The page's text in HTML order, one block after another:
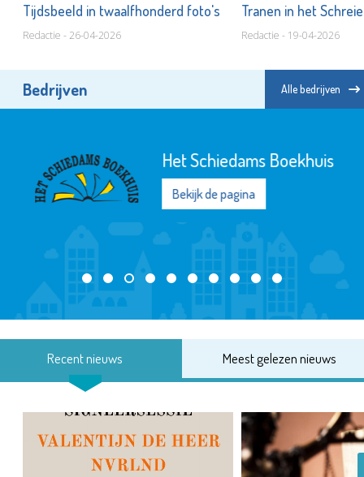
Tijdsbeeld in twaalfhonderd foto's
Redactie - 26-04-2026
Tranen in het
Redactie - 19-04-2026
Bedrijven Alle bedrijven
Het Schiedams Boekhuis
Bekijk de pagina
Recent nieuws Meest gelezen nieuws